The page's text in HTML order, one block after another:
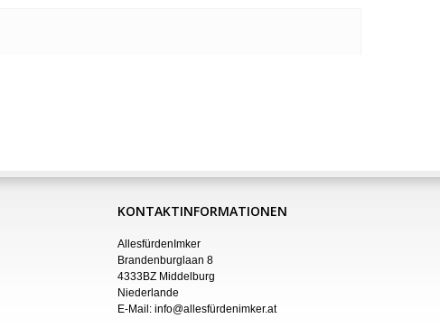
KONTAKTINFORMATIONEN
AllesfürdenImker
Brandenburglaan 8
4333BZ Middelburg
Niederlande
E-Mail: info@allesfürdenimker.at